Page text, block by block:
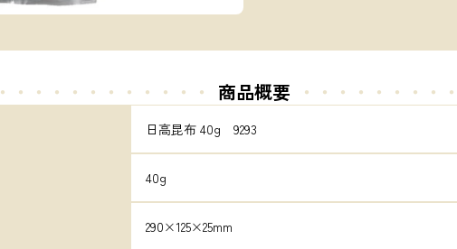
・・・・・・・・・・・・ 商品概要 ・・・・・ ・・・
日高昆布 40g　9293
40g
290×125×25mm